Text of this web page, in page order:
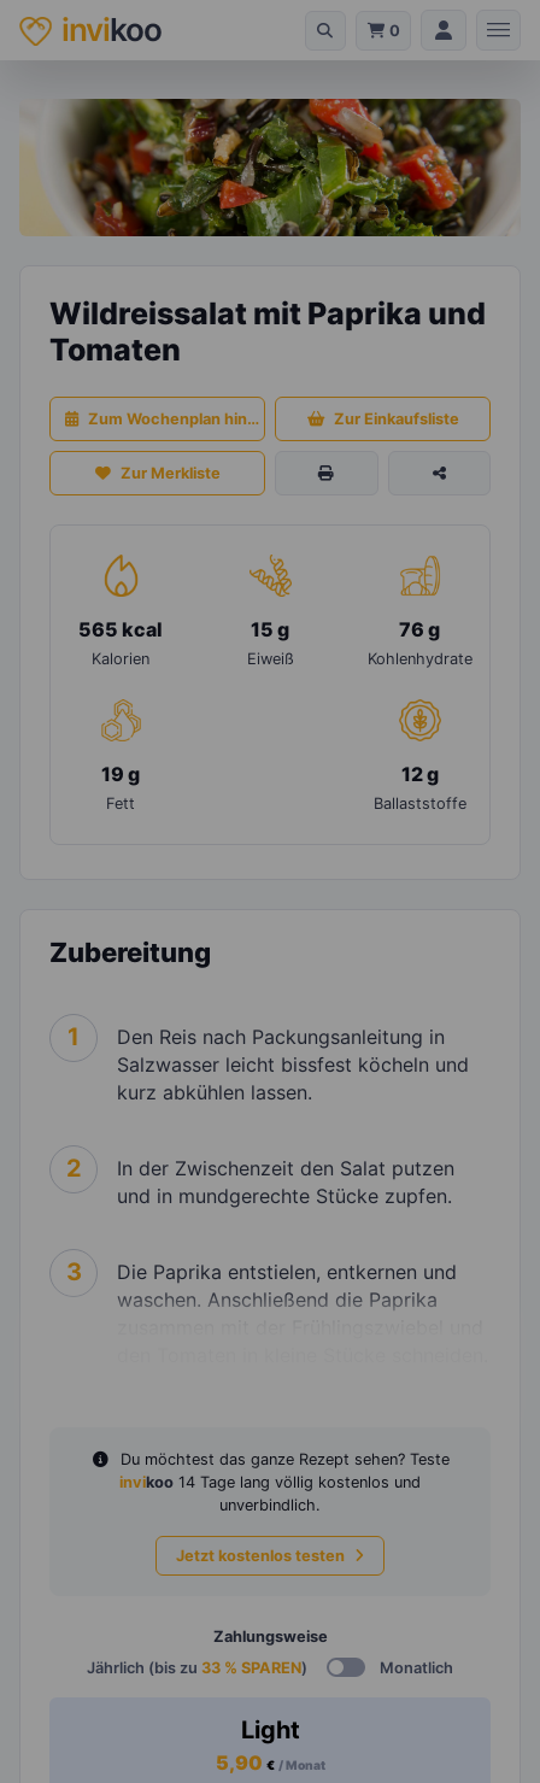
invikoo 0
Wildreissalat mit Paprika und
Tomaten
Zum Wochenplan hinzufügen Zur Einkaufsliste
Zur Merkliste
565 kcal
Kalorien
15 g
Eiweiß
76 g
Kohlenhydrate
19 g
Fett
12 g
Ballaststoffe
Zubereitung
1
Den Reis nach Packungsanleitung in
Salzwasser leicht bissfest köcheln und
kurz abkühlen lassen.
2
In der Zwischenzeit den Salat putzen
und in mundgerechte Stücke zupfen.
3
Die Paprika entstielen, entkernen und
waschen. Anschließend die Paprika
Du möchtest das ganze Rezept sehen? Teste
invikoo 14 Tage lang völlig kostenlos und
unverbindlich.
Jetzt kostenlos testen
Zahlungsweise
Jährlich (bis zu 33 % SPAREN) Monatlich
Light
5,90 € / Monat